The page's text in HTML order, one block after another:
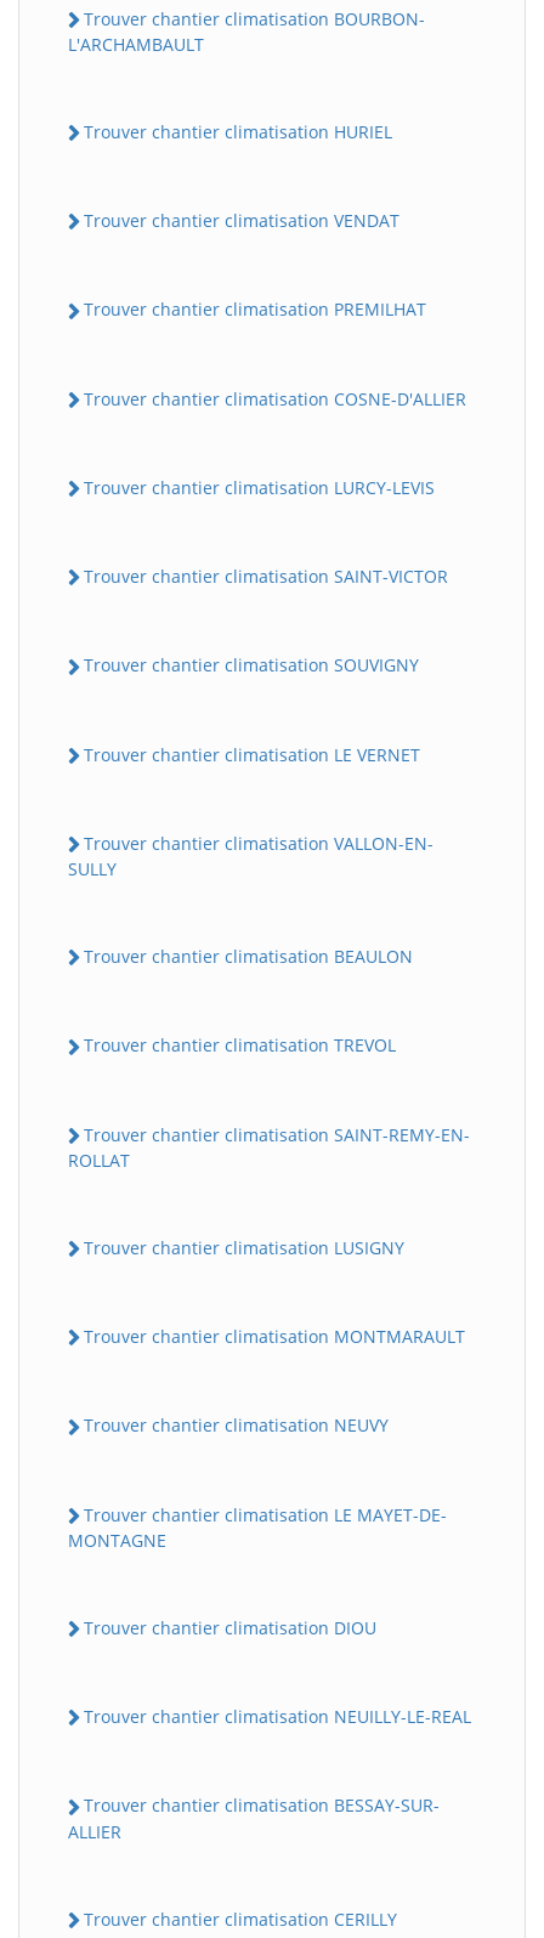
Trouver chantier climatisation BOURBON-
L'ARCHAMBAULT
Trouver chantier climatisation HURIEL
Trouver chantier climatisation VENDAT
Trouver chantier climatisation PREMILHAT
Trouver chantier climatisation COSNE-D'ALLIER
Trouver chantier climatisation LURCY-LEVIS
Trouver chantier climatisation SAINT-VICTOR
Trouver chantier climatisation SOUVIGNY
Trouver chantier climatisation LE VERNET
Trouver chantier climatisation VALLON-EN-
SULLY
Trouver chantier climatisation BEAULON
Trouver chantier climatisation TREVOL
Trouver chantier climatisation SAINT-REMY-EN-
ROLLAT
Trouver chantier climatisation LUSIGNY
Trouver chantier climatisation MONTMARAULT
Trouver chantier climatisation NEUVY
Trouver chantier climatisation LE MAYET-DE-
MONTAGNE
Trouver chantier climatisation DIOU
Trouver chantier climatisation NEUILLY-LE-REAL
Trouver chantier climatisation BESSAY-SUR-
ALLIER
Trouver chantier climatisation CERILLY